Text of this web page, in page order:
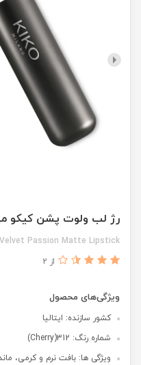
رژ لب ولوت پشن کیکو میلانو شماره
Velvet Passion Matte Lipstick
از 2
ویژگی‌های محصول
کشور سازنده: ایتالیا
شماره رنگ: 312(Cherry)
ویژگی ها: بافت نرم و کرمی،